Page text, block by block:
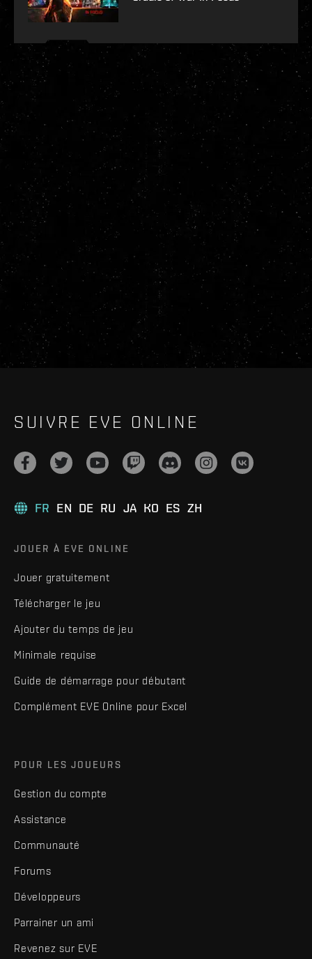
SUIVRE EVE ONLINE
FR EN DE RU JA KO ES ZH
JOUER À EVE ONLINE
Jouer gratuitement
Télécharger le jeu
Ajouter du temps de jeu
Minimale requise
Guide de démarrage pour débutant
Complément EVE Online pour Excel
POUR LES JOUEURS
Gestion du compte
Assistance
Communauté
Forums
Développeurs
Parrainer un ami
Revenez sur EVE